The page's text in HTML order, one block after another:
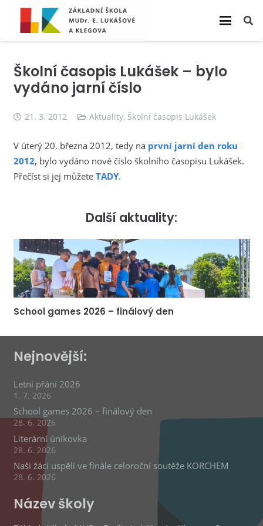
Školní časopis Lukášek – bylo
vydáno jarní číslo
21. 3. 2012 Aktuality, Školní časopis Lukášek
V úterý 20. března 2012, tedy na první jarní den roku
2012, bylo vydáno nové číslo školního časopisu Lukášek.
Přečíst si jej můžete TADY.
Další aktuality:
School games 2026 – finálový den
Nejnovější:
Letní přání 2026
1. 7. 2026
School games 2026 – finálový den
28. 6. 2026
Literární únikovka
28. 6. 2026
Naši žáci uspěli ve finále celoroční soutěže KORCHEM
28. 6. 2026
Název školy